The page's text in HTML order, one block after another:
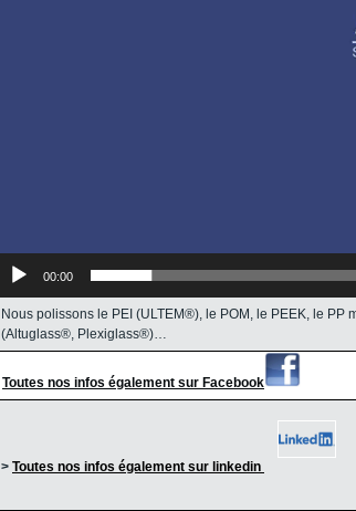
00:00
Nous polissons le PEI (ULTEM®), le POM, le PEEK, le
(Altuglass®, Plexiglass®)…
Toutes nos infos également sur Facebook
> Toutes nos infos également sur linkedin